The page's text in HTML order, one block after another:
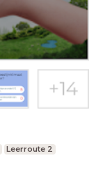
Leerroute 2